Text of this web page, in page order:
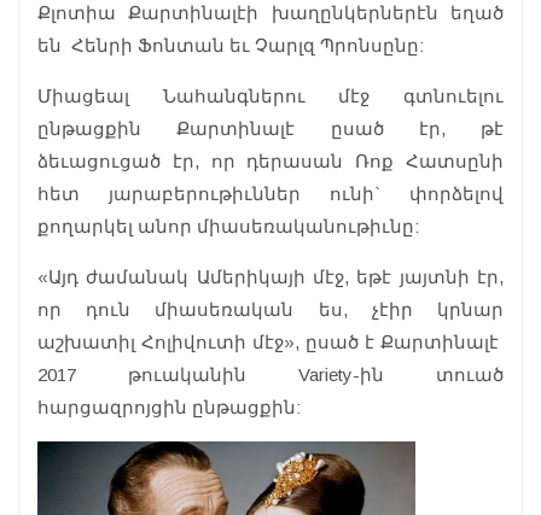
Քլոտիա Քարտինալէի խաղընկերներէն եղած
են Հենրի Ֆոնտան եւ Չարլզ Պրոնսընը:
Միացեալ Նահանգներու մէջ գտնուելու
ընթացքին Քարտինալէ ըսած էր, թէ
ձեւացուցած էր, որ դերասան Ռոք Հատսընի
հետ յարաբերութիւններ ունի` փորձելով
քողարկել անոր միասեռականութիւնը:
«Այդ ժամանակ Ամերիկայի մէջ, եթէ յայտնի էր,
որ դուն միասեռական ես, չէիր կրնար
աշխատիլ Հոլիվուտի մէջ», ըսած է Քարտինալէ
2017 թուականին Variety-ին տուած
հարցազրոյցին ընթացքին: